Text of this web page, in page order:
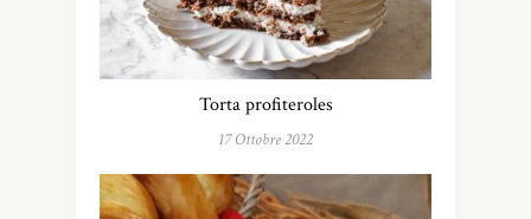
Torta profiteroles
17 Ottobre 2022